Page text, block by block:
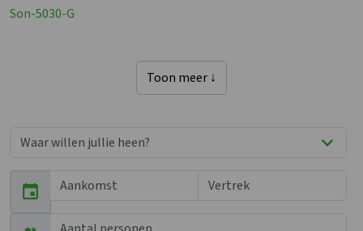
Son-5030-G
Toon meer ↓